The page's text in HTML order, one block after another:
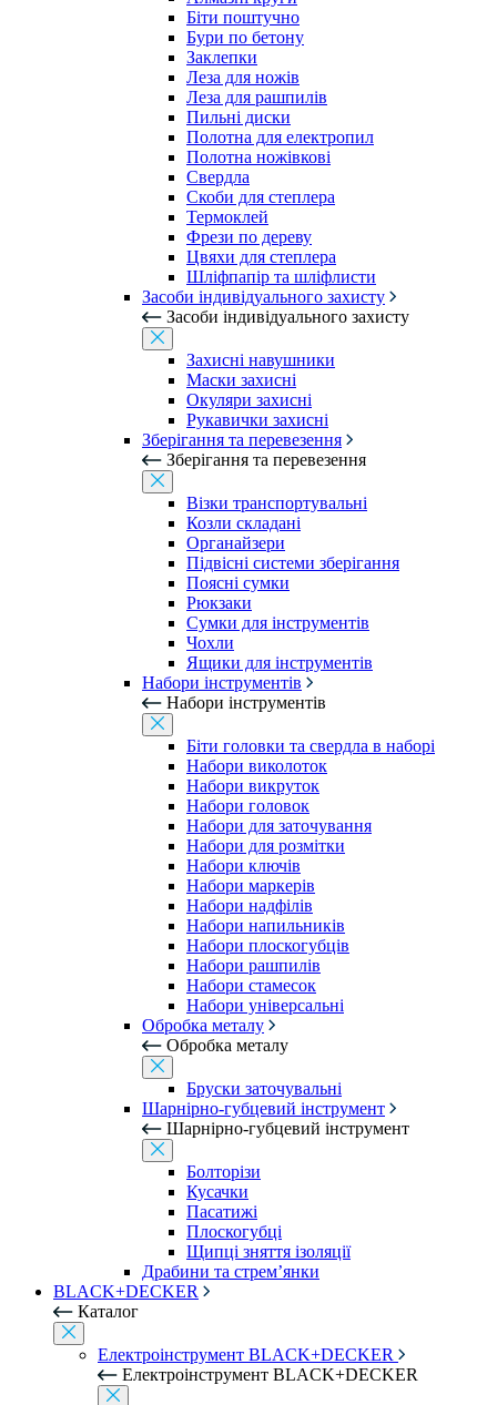
Біти поштучно
Бури по бетону
Заклепки
Леза для ножів
Леза для рашпилів
Пильні диски
Полотна для електропил
Полотна ножівкові
Свердла
Скоби для степлера
Термоклей
Фрези по дереву
Цвяхи для степлера
Шліфпапір та шліфлисти
Засоби індивідуального захисту
Засоби індивідуального захисту
Захисні навушники
Маски захисні
Окуляри захисні
Рукавички захисні
Зберігання та перевезення
Зберігання та перевезення
Візки транспортувальні
Козли складані
Органайзери
Підвісні системи зберігання
Поясні сумки
Рюкзаки
Сумки для інструментів
Чохли
Ящики для інструментів
Набори інструментів
Набори інструментів
Біти головки та свердла в наборі
Набори виколоток
Набори викруток
Набори головок
Набори для заточування
Набори для розмітки
Набори ключів
Набори маркерів
Набори надфілів
Набори напильників
Набори плоскогубців
Набори рашпилів
Набори стамесок
Набори універсальні
Обробка металу
Обробка металу
Бруски заточувальні
Шарнірно-губцевий інструмент
Шарнірно-губцевий інструмент
Болторізи
Кусачки
Пасатижі
Плоскогубці
Щипці зняття ізоляції
Драбини та стрем’янки
BLACK+DECKER
Каталог
Електроінструмент BLACK+DECKER
Електроінструмент BLACK+DECKER